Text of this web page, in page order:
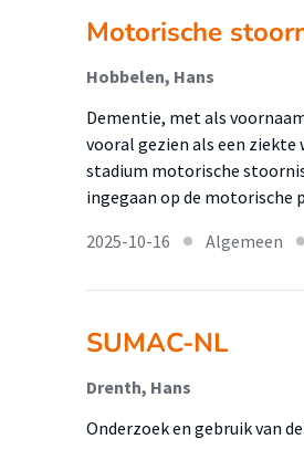
Motorische
Hobbelen, Hans
Dementie, met als
vooral gezien als een
stadium motorische
ingegaan op de
2025-10-16
Algemeen
SUMAC-NL
Drenth, Hans
Onderzoek en gebruik van